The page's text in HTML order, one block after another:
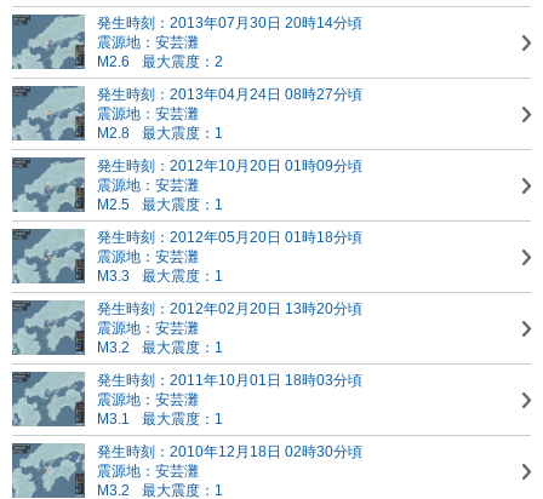
発生時刻：2013年07月30日 20時14分頃
震源地：安芸灘
M2.6
最大震度：2
発生時刻：2013年04月24日 08時27分頃
震源地：安芸灘
M2.8
最大震度：1
発生時刻：2012年10月20日 01時09分頃
震源地：安芸灘
M2.5
最大震度：1
発生時刻：2012年05月20日 01時18分頃
震源地：安芸灘
M3.3
最大震度：1
発生時刻：2012年02月20日 13時20分頃
震源地：安芸灘
M3.2
最大震度：1
発生時刻：2011年10月01日 18時03分頃
震源地：安芸灘
M3.1
最大震度：1
発生時刻：2010年12月18日 02時30分頃
震源地：安芸灘
M3.2
最大震度：1